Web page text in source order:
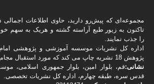
مجموعه‌ای که پیش‌رو دارید،‌ حاوی اطلاعات
تاکنون به زیور طبع آراسته گشته و هریک به سهم
را جذب نمایند.
اداره كل نشریات موسسه آموزشی و پژوهشی
پژوهش 18 نشریه چاپ می کند که مورد استقبال مجامع علمی و دانشگاهی می‌باشد.
نشانی:قم، بلوار امین، بلوار جمهوری اسلامی،
قدس سره، طبقه چهارم، اداره كل نشریات تخصصی.